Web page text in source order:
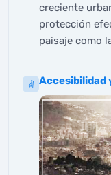
creciente
protección
paisaje como
Accesibilidad